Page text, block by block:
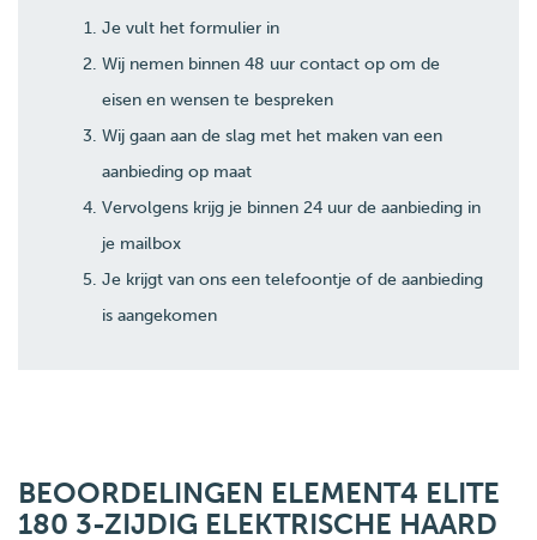
Je vult het formulier in
Wij nemen binnen 48 uur contact op om de
eisen en wensen te bespreken
Wij gaan aan de slag met het maken van een
aanbieding op maat
Vervolgens krijg je binnen 24 uur de aanbieding in
je mailbox
Je krijgt van ons een telefoontje of de aanbieding
is aangekomen
BEOORDELINGEN ELEMENT4 ELITE
180 3-ZIJDIG ELEKTRISCHE HAARD